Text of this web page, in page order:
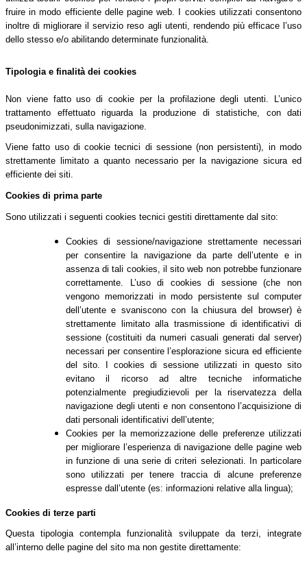
fruire in modo efficiente delle pagine web. I cookies utilizzati consentono
inoltre di migliorare il servizio reso agli utenti, rendendo più efficace l’uso
dello stesso e/o abilitando determinate funzionalità.
Tipologia e finalità dei cookies
Non viene fatto uso di cookie per la profilazione degli utenti. L’unico
trattamento effettuato riguarda la produzione di statistiche, con dati
pseudonimizzati, sulla navigazione.
Viene fatto uso di cookie tecnici di sessione (non persistenti), in modo
strettamente limitato a quanto necessario per la navigazione sicura ed
efficiente dei siti.
Cookies di prima parte
Sono utilizzati i seguenti cookies tecnici gestiti direttamente dal sito:
Cookies di sessione/navigazione strettamente necessari
per consentire la navigazione da parte dell’utente e in
assenza di tali cookies, il sito web non potrebbe funzionare
correttamente. L’uso di cookies di sessione (che non
vengono memorizzati in modo persistente sul computer
dell’utente e svaniscono con la chiusura del browser) è
strettamente limitato alla trasmissione di identificativi di
sessione (costituiti da numeri casuali generati dal server)
necessari per consentire l’esplorazione sicura ed efficiente
del sito. I cookies di sessione utilizzati in questo sito
evitano il ricorso ad altre tecniche informatiche
potenzialmente pregiudizievoli per la riservatezza della
navigazione degli utenti e non consentono l’acquisizione di
dati personali identificativi dell’utente;
Cookies per la memorizzazione delle preferenze utilizzati
per migliorare l’esperienza di navigazione delle pagine web
in funzione di una serie di criteri selezionati. In particolare
sono utilizzati per tenere traccia di alcune preferenze
espresse dall’utente (es: informazioni relative alla lingua);
Cookies di terze parti
Questa tipologia contempla funzionalità sviluppate da terzi, integrate
all’interno delle pagine del sito ma non gestite direttamente: